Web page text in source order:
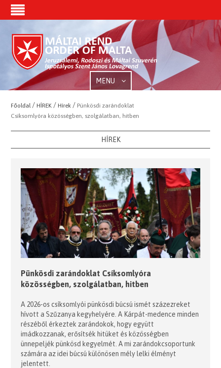
MENU
Főoldal /HÍREK /Hírek / Pünkösdi zarándoklat
Csíksomlyóra közösségben, szolgálatban, hitben
HÍREK
Pünkösdi zarándoklat Csíksomlyóra
közösségben, szolgálatban, hitben
A 2026-os csíksomlyói pünkösdi búcsú ismét százezreket
hívott a Szűzanya kegyhelyére. A Kárpát-medence minden
részéből érkeztek zarándokok, hogy együtt
imádkozzanak, erősítsék hitüket és közösségben
ünnepeljék pünkösd kegyelmét. A mi zarándokcsoportunk
számára az idei búcsú különösen mély lelki élményt
jelentett.